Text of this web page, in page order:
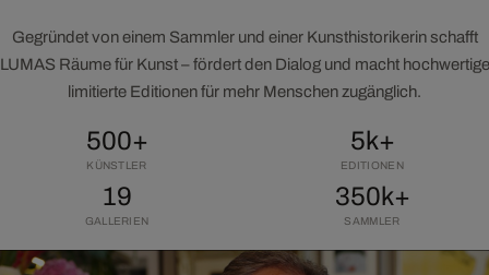
Gegründet von einem Sammler und einer Kunsthistorikerin schafft
LUMAS Räume für Kunst – fördert den Dialog und macht hochwertige
limitierte Editionen für mehr Menschen zugänglich.
500+
KÜNSTLER
5k+
EDITIONEN
19
GALLERIEN
350k+
SAMMLER